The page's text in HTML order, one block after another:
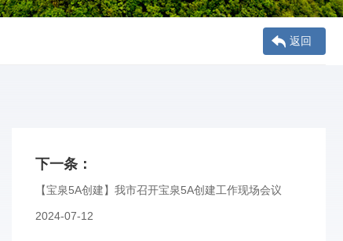
返回
下一条：
【宝泉5A创建】我市召开宝泉5A创建工作现场会议
2024-07-12